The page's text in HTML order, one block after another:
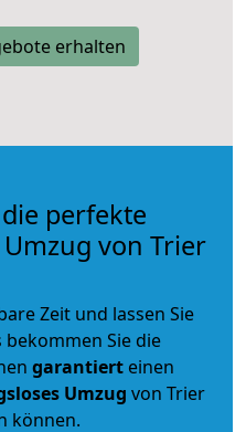
erhalten
perfekte
von Trier
Zeit und lassen Sie
Sie die
garantiert einen
Umzug von Trier
können.